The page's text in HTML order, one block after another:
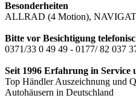
Besonderheiten
ALLRAD (4 Motion),
Bitte vor Besichtigung
0371/33 0 49 49 - 0177/ 82 037
Seit 1996 Erfahrung in Service
Top Händler Auszeichnung und
Autohäusern in Deutschland